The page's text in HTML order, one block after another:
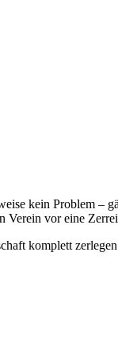
kein Problem –
Verein vor eine
komplett